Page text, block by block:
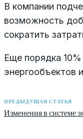
В компании
возможность
сократить
Еще порядка 10%
энергообъектов
ПРЕДЫДУЩАЯ СТАТЬЯ
Изменения в системе